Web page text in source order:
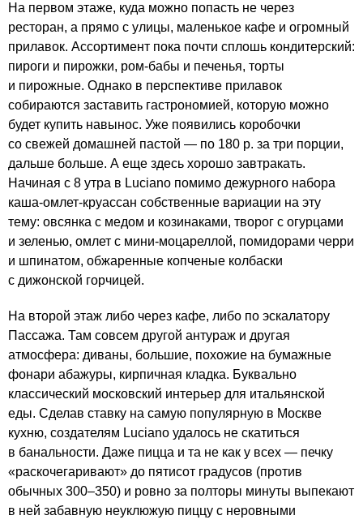
На первом этаже, куда можно попасть не через
ресторан, а прямо с улицы, маленькое кафе и огромный
прилавок. Ассортимент пока почти сплошь кондитерский:
пироги и пирожки, ром-бабы и печенья, торты
и пирожные. Однако в перспективе прилавок
собираются заставить гастрономией, которую можно
будет купить навынос. Уже появились коробочки
со свежей домашней пастой — по 180 р. за три порции,
дальше больше. А еще здесь хорошо завтракать.
Начиная с 8 утра в Luciano помимо дежурного набора
каша-омлет-круассан собственные вариации на эту
тему: овсянка с медом и козинаками, творог с огурцами
и зеленью, омлет с мини-моцареллой, помидорами черри
и шпинатом, обжаренные копченые колбаски
с дижонской горчицей.
На второй этаж либо через кафе, либо по эскалатору
Пассажа. Там совсем другой антураж и другая
атмосфера: диваны, большие, похожие на бумажные
фонари абажуры, кирпичная кладка. Буквально
классический московский интерьер для итальянской
еды. Сделав ставку на самую популярную в Москве
кухню, создателям Luciano удалось не скатиться
в банальности. Даже пицца и та не как у всех — печку
«раскочегаривают» до пятисот градусов (против
обычных 300–350) и ровно за полторы минуты выпекают
в ней забавную неуклюжую пиццу с неровными